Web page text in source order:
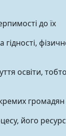
до їх
освіти,
громадян
його